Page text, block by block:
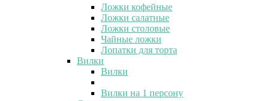
Ложки кофейные
Ложки салатные
Ложки столовые
Чайные ложки
Лопатки для торта
Вилки
Вилки
Вилки на 1 персону